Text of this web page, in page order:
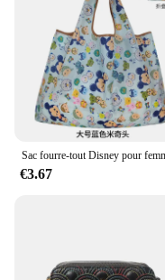
€3.67